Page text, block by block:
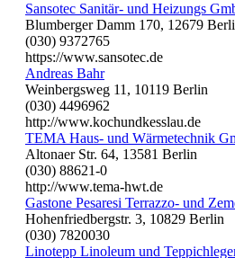
Sansotec Sanitär- und Heizungs
Blumberger Damm 170, 12679
(030) 9372765
https://www.sansotec.de
Andreas Bahr
Weinbergsweg 11, 10119 Berlin
(030) 4496962
http://www.kochundkesslau.de
TEMA Haus- und Wärmetechnik
Altonaer Str. 64, 13581 Berlin
(030) 88621-0
http://www.tema-hwt.de
Gastone Pesaresi Terrazzo- und
Hohenfriedbergstr. 3, 10829 Berlin
(030) 7820030
Linotepp Linoleum und